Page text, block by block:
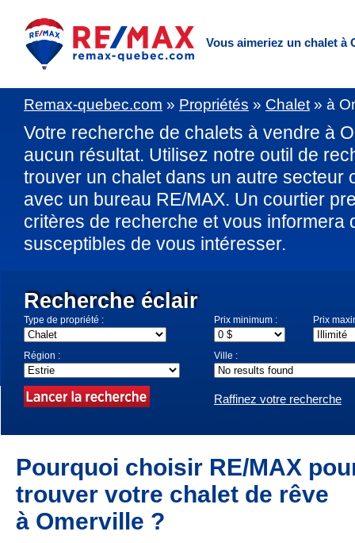
Vous aimeriez un chalet à
Remax-quebec.com » Propriétés » Chalet » à
Votre recherche de chalets à vendre à
aucun résultat. Utilisez notre outil de
trouver un chalet dans un autre secteur
avec un bureau RE/MAX. Un courtier
critères de recherche et vous informera
susceptibles de vous intéresser.
Recherche éclair
Type de propriété : Prix minimum : Prix
Région : Ville :
Raffinez votre recherche
Pourquoi choisir RE/MAX
trouver votre chalet de rêve
à Omerville ?